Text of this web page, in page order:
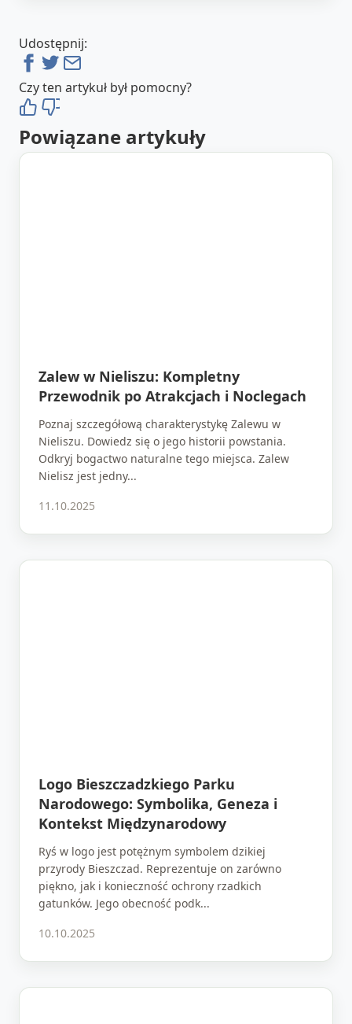
Udostępnij:
Czy ten artykuł był pomocny?
Powiązane artykuły
Zalew w Nieliszu: Kompletny
Przewodnik po Atrakcjach i Noclegach
Poznaj szczegółową charakterystykę Zalewu w
Nieliszu. Dowiedz się o jego historii powstania.
Odkryj bogactwo naturalne tego miejsca. Zalew
Nielisz jest jedny...
11.10.2025
Logo Bieszczadzkiego Parku
Narodowego: Symbolika, Geneza i
Kontekst Międzynarodowy
Ryś w logo jest potężnym symbolem dzikiej
przyrody Bieszczad. Reprezentuje on zarówno
piękno, jak i konieczność ochrony rzadkich
gatunków. Jego obecność podk...
10.10.2025